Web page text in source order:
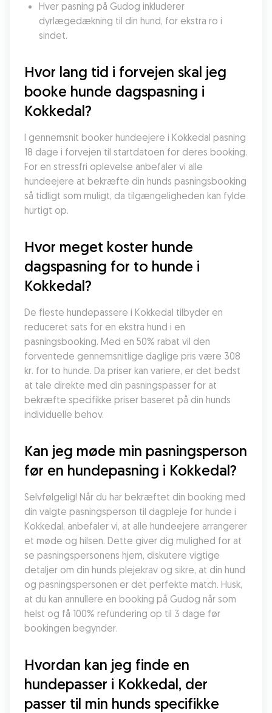
Hver pasning på Gudog inkluderer
dyrlægedækning til din hund, for ekstra ro i
sindet.
Hvor lang tid i forvejen skal jeg
booke hunde dagspasning i
Kokkedal?
I gennemsnit booker hundeejere i Kokkedal pasning
18 dage i forvejen til startdatoen for deres booking.
For en stressfri oplevelse anbefaler vi alle
hundeejere at bekræfte din hunds pasningsbooking
så tidligt som muligt, da tilgængeligheden kan fylde
hurtigt op.
Hvor meget koster hunde
dagspasning for to hunde i
Kokkedal?
De fleste hundepassere i Kokkedal tilbyder en
reduceret sats for en ekstra hund i en
pasningsbooking. Med en 50% rabat vil den
forventede gennemsnitlige daglige pris være 308
kr. for to hunde. Da priser kan variere, er det bedst
at tale direkte med din pasningspasser for at
bekræfte specifikke priser baseret på din hunds
individuelle behov.
Kan jeg møde min pasningsperson
før en hundepasning i Kokkedal?
Selvfølgelig! Når du har bekræftet din booking med
din valgte pasningsperson til dagpleje for hunde i
Kokkedal, anbefaler vi, at alle hundeejere arrangerer
et møde og hilsen. Dette giver dig mulighed for at
se pasningspersonens hjem, diskutere vigtige
detaljer om din hunds plejekrav og sikre, at din hund
og pasningspersonen er det perfekte match. Husk,
at du kan annullere en booking på Gudog når som
helst og få 100% refundering op til 3 dage før
bookingen begynder.
Hvordan kan jeg finde en
hundepasser i Kokkedal, der
passer til min hunds specifikke